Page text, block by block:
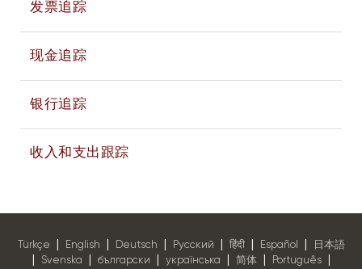
发票追踪
现金追踪
银行追踪
收入和支出跟踪
Türkçe English Deutsch Pусский हिंदी Español 日本語
Svenska български українська 简体 Português